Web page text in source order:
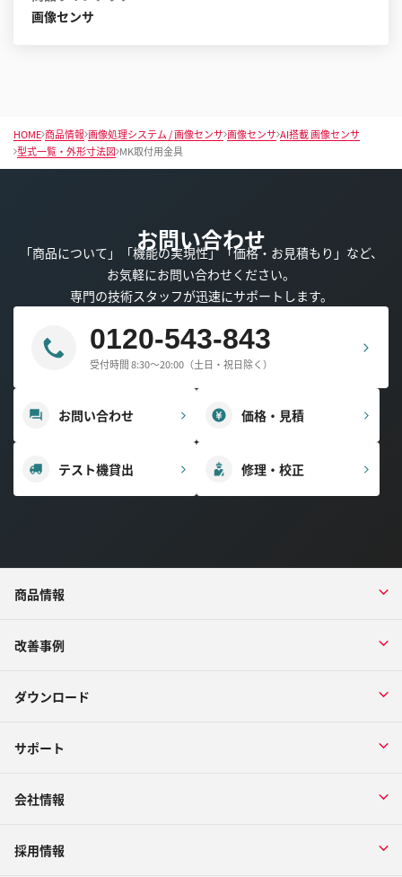
画像センサ
HOME 商品情報 画像処理システム / 画像センサ 画像センサ AI搭載 画像センサ
型式一覧・外形寸法図 MK取付用金具
お問い合わせ
「商品について」「機能の実現性」「価格・お見積もり」など、
お気軽にお問い合わせください。
専門の技術スタッフが迅速にサポートします。
0120-543-843
受付時間 8:30～20:00（土日・祝日除く）
お問い合わせ 価格・見積
テスト機貸出 修理・校正
商品情報
改善事例
ダウンロード
サポート
会社情報
採用情報